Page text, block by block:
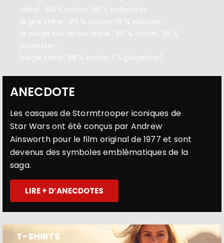
chiné : 50 % coton, 50 % polyester;
le gris chiné : 85 % coton, 15 % viscose;
le rouge bordeaux chiné : 65 % coton, 35 %
polyester;
beige chiné: 99 % coton, 1 % polyester)
ANECDOTE
Les casques de Stormtrooper iconiques de
Star Wars ont été conçus par Andrew
Ainsworth pour le film original de 1977 et sont
devenus des symboles emblématiques de la
saga.
LIRE + D’ANECDOTES
T-SHIRTS